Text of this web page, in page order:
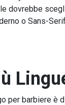
dovrebbe
o Sans-
per barbiere è